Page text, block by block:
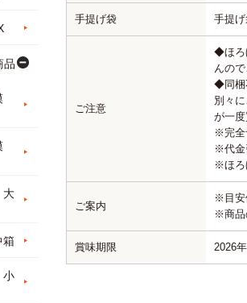
手提げ袋 手提げ
ご注意
◆ほろ
んの
◆同梱
別々
が一
※完全
※代金
※ほろ
ご案内
※目安
※商品
賞味期限 2026
品
大
箱
小